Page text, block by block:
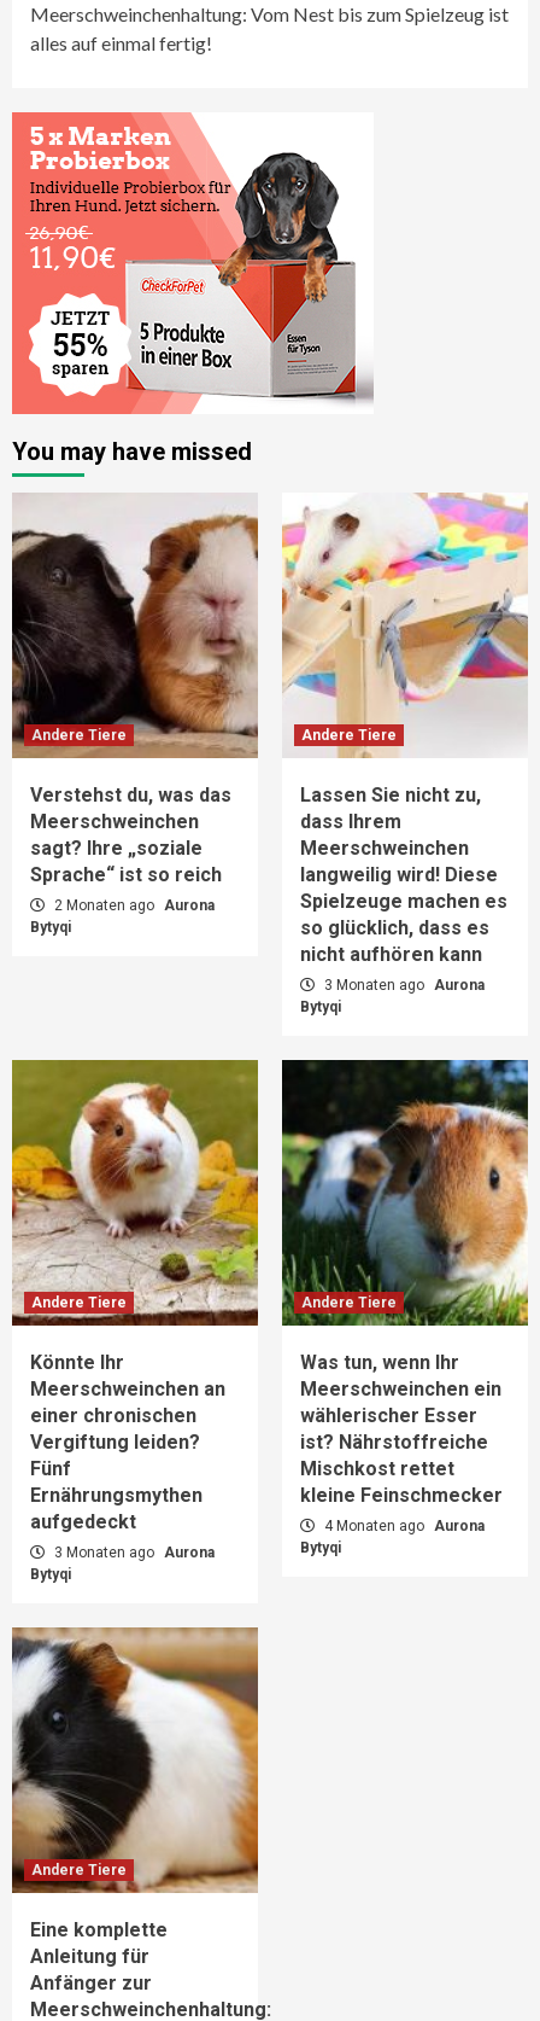
Meerschweinchenhaltung: Vom Nest bis zum Spielzeug ist
alles auf einmal fertig!
You may have missed
Andere Tiere
Verstehst du, was das
Meerschweinchen
sagt? Ihre „soziale
Sprache“ ist so reich
2 Monaten ago Aurona
Bytyqi
Andere Tiere
Lassen Sie nicht zu,
dass Ihrem
Meerschweinchen
langweilig wird! Diese
Spielzeuge machen es
so glücklich, dass es
nicht aufhören kann
3 Monaten ago Aurona
Bytyqi
Andere Tiere
Könnte Ihr
Meerschweinchen an
einer chronischen
Vergiftung leiden?
Fünf
Ernährungsmythen
aufgedeckt
3 Monaten ago Aurona
Bytyqi
Andere Tiere
Was tun, wenn Ihr
Meerschweinchen ein
wählerischer Esser
ist? Nährstoffreiche
Mischkost rettet
kleine Feinschmecker
4 Monaten ago Aurona
Bytyqi
Andere Tiere
Eine komplette
Anleitung für
Anfänger zur
Meerschweinchenhaltung: